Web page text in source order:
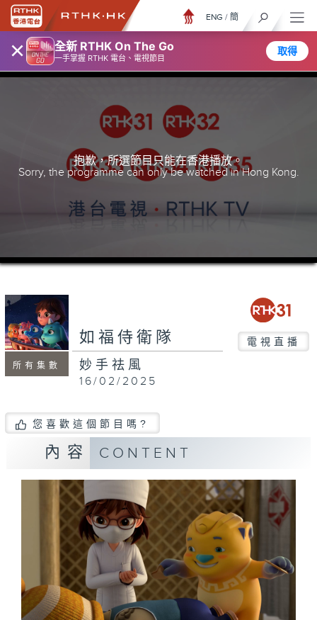
× 全新 RTHK On The Go
一手掌握 RTHK 電台、電視節目
取得
ENG / 簡
抱歉，所選節目只能在香港播放。
Sorry, the programme can only be watched in Hong Kong.
所有集數
如福侍衛隊 電視直播
妙手祛風
16/02/2025
您喜歡這個節目嗎?
內容 CONTENT